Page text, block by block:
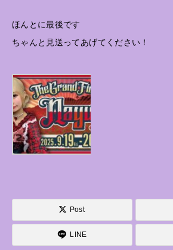
ほんとに最後です
ちゃんと見送ってあげてください！
Post
LINE